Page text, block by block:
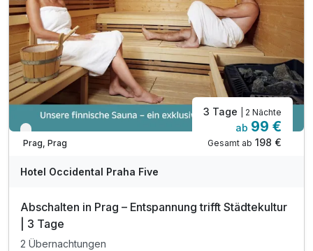
inkl. WLAN Nutzung im Hotel
Parkplätze – 550 CZK pro Tag
*nach Verfügbarkeit möglich
Kostenloses Parken im Juli 2026
Verfügbar bis November
Prag, Prag
3 Tage | 2 Nächte
ab 99 €
Gesamt ab 198 €
Hotel Occidental Praha Five
Abschalten in Prag – Entspannung trifft Städtekultur
| 3 Tage
2 Übernachtungen